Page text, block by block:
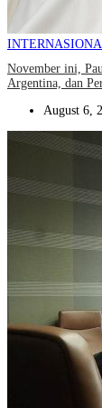
November ini,
Argentina, dan
August 6,